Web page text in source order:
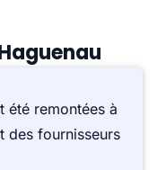
été remontées à
des fournisseurs